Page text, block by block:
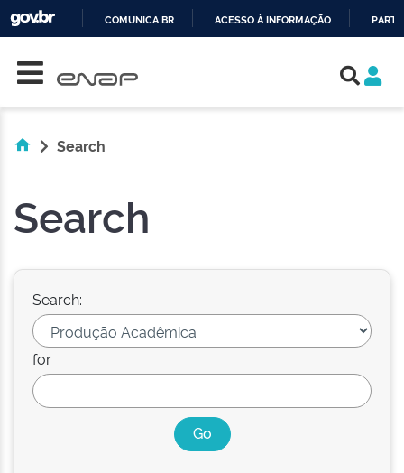
COMUNICA BR ACESSO À INFORMAÇÃO
Search
Search
Search:
for